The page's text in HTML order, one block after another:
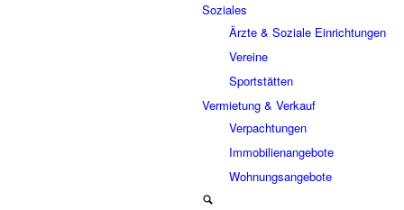
Soziales
Ärzte & Soziale Einrichtungen
Vereine
Sportstätten
Vermietung & Verkauf
Verpachtungen
Immobilienangebote
Wohnungsangebote